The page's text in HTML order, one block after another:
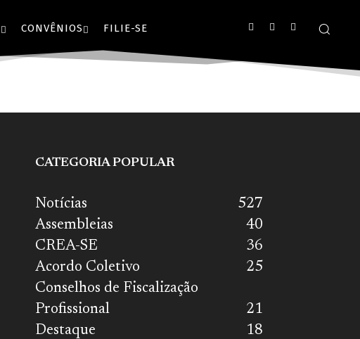
CONVÊNIOS FILIE-SE
CATEGORIA POPULAR
Notícias
527
Assembleias
40
CREA-SE
36
Acordo Coletivo
25
Conselhos de Fiscalização
Profissional
21
Destaque
18